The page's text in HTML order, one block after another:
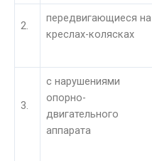
2.
передвигающиеся на
креслах-колясках
3.
с нарушениями
опорно-
двигательного
аппарата